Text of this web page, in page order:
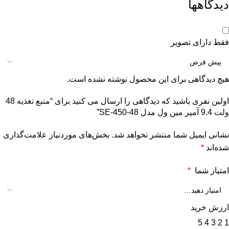
دیدگاهها
فقط دارای تصویر
هیچ دیدگاهی برای این محصول نوشته نشده است.
اولین نفری باشید که دیدگاهی را ارسال می کنید برای “منبع تغذیه 48
ولت 9.4 آمپر مین ول مدل SE-450-48”
نشانی ایمیل شما منتشر نخواهد شد. بخش‌های موردنیاز علامت‌گذاری
شده‌اند *
امتیاز شما *
ارزش خرید
1
2
3
4
5